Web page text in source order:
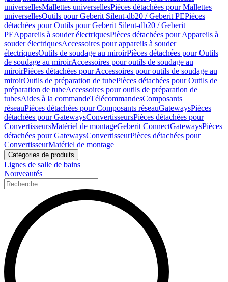
universellesMallettes universellesPièces détachées pour Mallettes
universellesOutils pour Geberit Silent-db20 / Geberit PEPièces
détachées pour Outils pour Geberit Silent-db20 / Geberit
PEAppareils à souder électriquesPièces détachées pour Appareils à
souder électriquesAccessoires pour appareils à souder
électriquesOutils de soudage au miroirPièces détachées pour Outils
de soudage au miroirAccessoires pour outils de soudage au
miroirPièces détachées pour Accessoires pour outils de soudage au
miroirOutils de préparation de tubePièces détachées pour Outils de
préparation de tubeAccessoires pour outils de préparation de
tubesAides à la commandeTélécommandesComposants
réseauPièces détachées pour Composants réseauGatewaysPièces
détachées pour GatewaysConvertisseursPièces détachées pour
ConvertisseursMatériel de montageGeberit ConnectGatewaysPièces
détachées pour GatewaysConvertisseurPièces détachées pour
ConvertisseurMatériel de montage
Catégories de produits
Lignes de salle de bains
Nouveautés